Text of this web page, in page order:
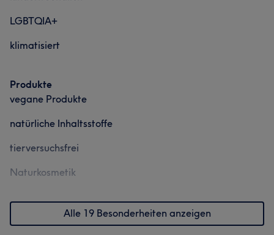
LGBTQIA+
klimatisiert
Produkte
vegane Produkte
natürliche Inhaltsstoffe
tierversuchsfrei
Naturkosmetik
Alle 19 Besonderheiten anzeigen